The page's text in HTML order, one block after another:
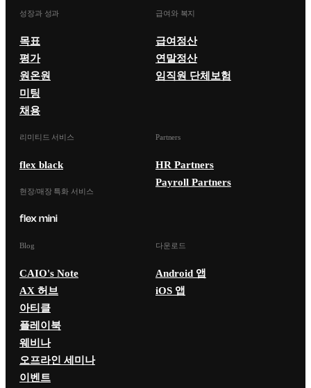
성장과 성과
목표
평가
원온원
미팅
채용
급여와 복지
급여정산
연말정산
임직원 단체보험
리미티드 서비스
flex black
현장/매장 특화 서비스
Partners
HR Partners
Payroll Partners
Blog
CAIO's Note
AX 허브
아티클
플레이북
웨비나
오프라인 세미나
이벤트
다운로드
Android 앱
iOS 앱